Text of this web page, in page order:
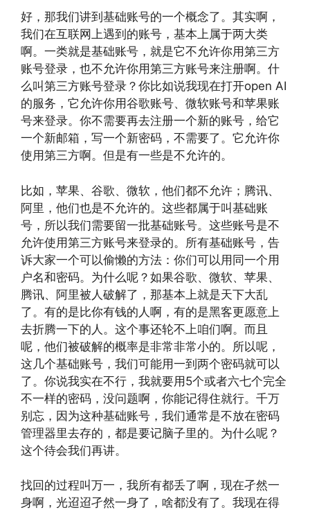
好，那我们讲到基础账号的一个概念了。其实啊，
我们在互联网上遇到的账号，基本上属于两大类
啊。一类就是基础账号，就是它不允许你用第三方
账号登录，也不允许你用第三方账号来注册啊。什
么叫第三方账号登录？你比如说我现在打开open AI
的服务，它允许你用谷歌账号、微软账号和苹果账
号来登录。你不需要再去注册一个新的账号，给它
一个新邮箱，写一个新密码，不需要了。它允许你
使用第三方啊。但是有一些是不允许的。
比如，苹果、谷歌、微软，他们都不允许；腾讯、
阿里，他们也是不允许的。这些都属于叫基础账
号，所以我们需要留一批基础账号。这些账号是不
允许使用第三方账号来登录的。所有基础账号，告
诉大家一个可以偷懒的方法：你们可以用同一个用
户名和密码。为什么呢？如果谷歌、微软、苹果、
腾讯、阿里被人破解了，那基本上就是天下大乱
了。有的是比你有钱的人啊，有的是黑客更愿意上
去折腾一下的人。这个事还轮不上咱们啊。而且
呢，他们被破解的概率是非常非常小的。所以呢，
这几个基础账号，我们可能用一到两个密码就可以
了。你说我实在不行，我就要用5个或者六七个完全
不一样的密码，没问题啊，你能记得住就行。千万
别忘，因为这种基础账号，我们通常是不放在密码
管理器里去存的，都是要记脑子里的。为什么呢？
这个待会我们再讲。
找回的过程叫万一，我所有都丢了啊，现在孑然一
身啊，光迢迢孑然一身了，啥都没有了。我现在得